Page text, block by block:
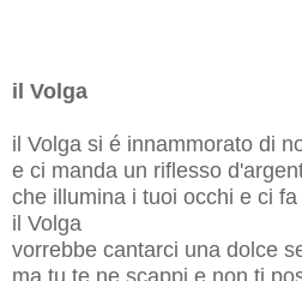
il Volga
il Volga si é innammorato di
e ci manda un riflesso
che illumina i tuoi occhi e ci
il Volga
vorrebbe cantarci una dolce